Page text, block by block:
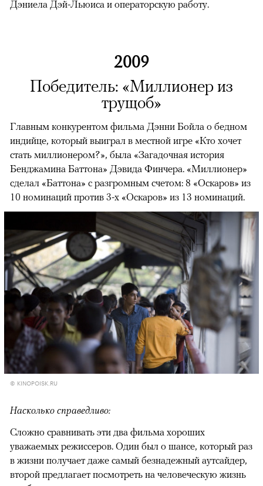
Дэниела Дэй-Льюиса и операторскую работу.
2009
Победитель: «Миллионер из
трущоб»
Главным конкурентом фильма Дэнни Бойла о бедном
индийце, который выиграл в местной игре «Кто хочет
стать миллионером?», была «Загадочная история
Бенджамина Баттона» Дэвида Финчера. «Миллионер»
сделал «Баттона» с разгромным счетом: 8 «Оскаров» из
10 номинаций против 3-х «Оскаров» из 13 номинаций.
© KINOPOISK.RU
Насколько справедливо:
Сложно сравнивать эти два фильма хороших
уважаемых режиссеров. Один был о шансе, который раз
в жизни получает даже самый безнадежный аутсайдер,
второй предлагает посмотреть на человеческую жизнь